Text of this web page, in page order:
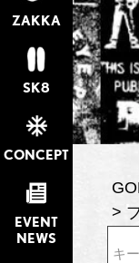
ZAKKA
SK8
CONCEPT
EVENT
NEWS